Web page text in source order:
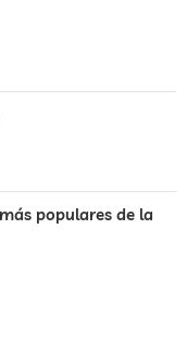
populares de la